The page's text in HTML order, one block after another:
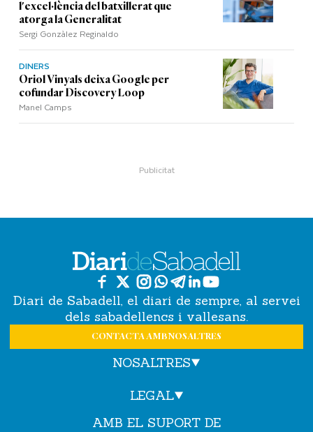
l'excel·lència del batxillerat que
atorga la Generalitat
Sergi Gonzàlez Reginaldo
DINERS
Oriol Vinyals deixa Google per
cofundar Discovery Loop
Manel Camps
Diari de Sabadell, el diari de sempre, al servei
dels sabadellencs i vallesans.
CONTACTA AMB NOSALTRES
NOSALTRES
LEGAL
AMB EL SUPORT DE